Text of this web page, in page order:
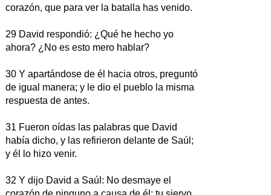
corazón, que para ver la batalla has venido.
29 David respondió: ¿Qué he hecho yo
ahora? ¿No es esto mero hablar?
30 Y apartándose de él hacia otros, preguntó
de igual manera; y le dio el pueblo la misma
respuesta de antes.
31 Fueron oídas las palabras que David
había dicho, y las refirieron delante de Saúl;
y él lo hizo venir.
32 Y dijo David a Saúl: No desmaye el